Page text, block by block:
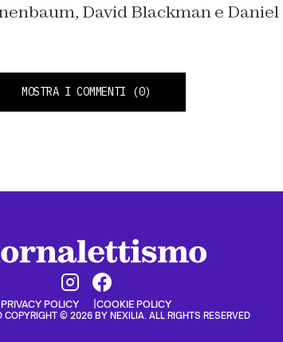
David Blackman e Daniel
MOSTRA I COMMENTI (0)
PRIVACY POLICY COOKIE POLICY
COPYRIGHT © 2026 BY NEXILIA. ALL RIGHTS RESERVED